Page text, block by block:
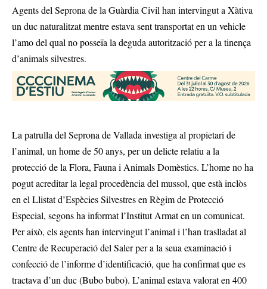
Agents del Seprona de la Guàrdia Civil han intervingut a Xàtiva
un duc naturalitzat mentre estava sent transportat en un vehicle
l’amo del qual no posseïa la deguda autorització per a la tinença
d’animals silvestres.
La patrulla del Seprona de Vallada investiga al propietari de
l’animal, un home de 50 anys, per un delicte relatiu a la
protecció de la Flora, Fauna i Animals Domèstics. L’home no ha
pogut acreditar la legal procedència del mussol, que està inclòs
en el Llistat d’Espècies Silvestres en Règim de Protecció
Especial, segons ha informat l’Institut Armat en un comunicat.
Per això, els agents han intervingut l’animal i l’han traslladat al
Centre de Recuperació del Saler per a la seua examinació i
confecció de l’informe d’identificació, que ha confirmat que es
tractava d’un duc (Bubo bubo). L’animal estava valorat en 400